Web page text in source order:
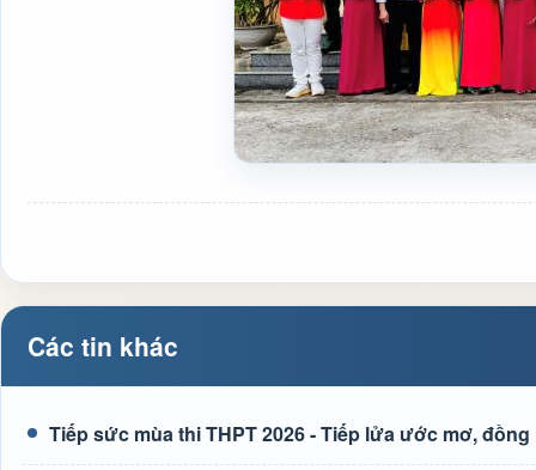
Các tin khác
Tiếp sức mùa thi THPT 2026 - Tiếp lửa ước mơ,